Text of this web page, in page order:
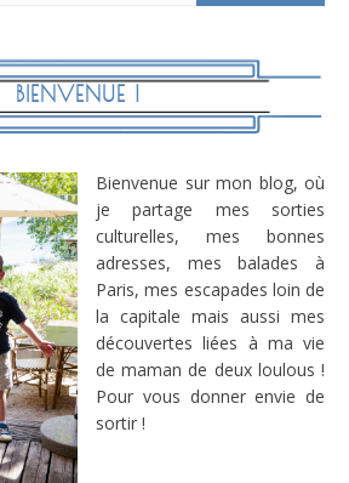
BIENVENUE !
Bienvenue sur mon blog, où
je partage mes sorties
culturelles, mes bonnes
adresses, mes balades à
Paris, mes escapades loin de
la capitale mais aussi mes
découvertes liées à ma vie
de maman de deux loulous !
Pour vous donner envie de
sortir !